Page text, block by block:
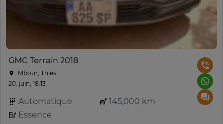
GMC Terrain 2018
Mbour, Thiès
20. juin, 18:13
Automatique
145,000 km
Essence